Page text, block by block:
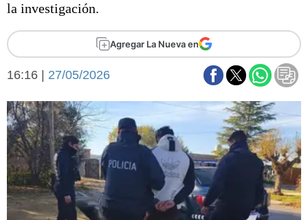
Arte y cultura
Cines
Economía y campo
Economía y finanzas
Con el campo
Espacio empresas
Sociedad y tiempo
libre
Tecnología
Turismo
Salud
Es viral
El tiempo
la investigación.
Agregar La Nueva en
16:16 | 27/05/2026